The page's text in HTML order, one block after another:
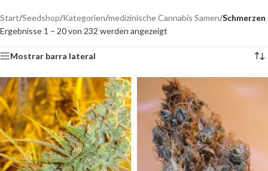
Start/Seedshop/Kategorien/medizinische Cannabis Samen/Schmerzen
Ergebnisse 1 – 20 von 232 werden angezeigt
Mostrar barra lateral